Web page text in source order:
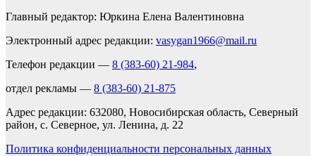
Главный редактор: Юркина Елена Валентиновна
Электронный адрес редакции: vasygan1966@mail.ru
Телефон редакции — 8 (383-60) 21-984,
отдел рекламы — 8 (383-60) 21-875
Адрес редакции: 632080, Новосибирская область, Северный
район, с. Северное, ул. Ленина, д. 22
Политика конфиденциальности персональных данных